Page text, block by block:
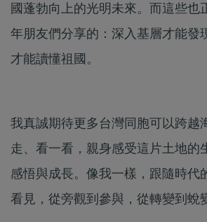
國蓬勃向上的光明未來。而這些也
年朋友們分享的：深入基層才能發
才能讀懂祖國。
我真誠期待更多台灣同胞可以跨越
走、看一看，親身感受這片土地的
感悟與成長。像我一樣，跟隨時代
看見，從旁觀到參與，從轉變到蛻